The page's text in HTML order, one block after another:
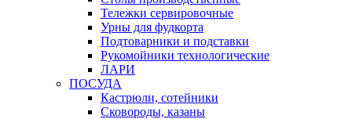
Тележки сервировочные
Урны для фудкорта
Подтоварники и подставки
Рукомойники технологические
ЛАРИ
ПОСУДА
Кастрюли, сотейники
Сковороды, казаны